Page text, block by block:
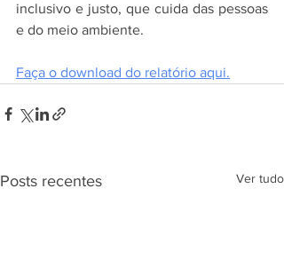
inclusivo e justo, que cuida das pessoas
e do meio ambiente.
Faça o download do relatório aqui.
Posts recentes Ver tudo